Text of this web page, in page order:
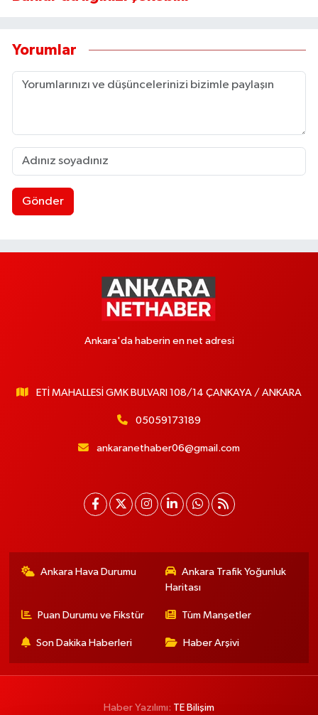
Yorumlar
Gönder
Ankara'da haberin en net adresi
ETİ MAHALLESİ GMK BULVARI 108/14 ÇANKAYA / ANKARA
05059173189
ankaranethaber06@gmail.com
Ankara Hava Durumu
Ankara Trafik Yoğunluk
Haritası
Puan Durumu ve Fikstür Tüm Manşetler
Son Dakika Haberleri Haber Arşivi
Haber Yazılımı: TE Bilişim